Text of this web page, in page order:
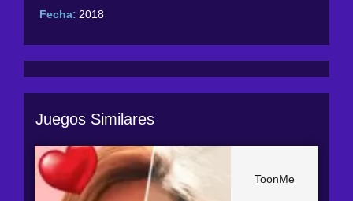
Fecha: 2018
Juegos Similares
ToonMe